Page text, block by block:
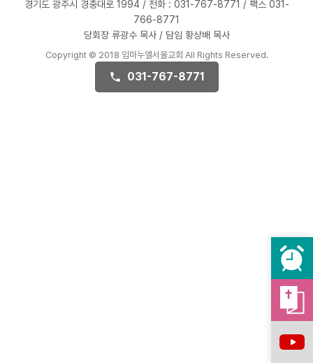
경기도 광주시 경충대로 1994 / 전화 : 031-767-8771 / 팩스 031-
766-8771
당회장 류광수 목사 / 담임 황상배 목사
Copyright © 2018 임마누엘서울교회 All Rights Reserved.
031-767-8771